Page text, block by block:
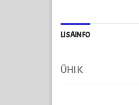
LISAINFO
ÜHIK